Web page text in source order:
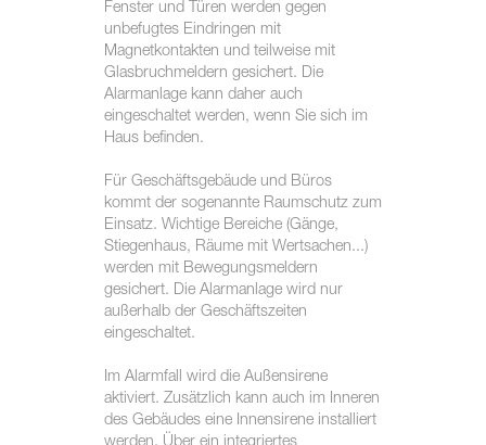
Fenster und Türen werden gegen
unbefugtes Eindringen mit
Magnetkontakten und teilweise mit
Glasbruchmeldern gesichert. Die
Alarmanlage kann daher auch
eingeschaltet werden, wenn Sie sich im
Haus befinden.
Für Geschäftsgebäude und Büros
kommt der sogenannte Raumschutz zum
Einsatz. Wichtige Bereiche (Gänge,
Stiegenhaus, Räume mit Wertsachen...)
werden mit Bewegungsmeldern
gesichert. Die Alarmanlage wird nur
außerhalb der Geschäftszeiten
eingeschaltet.
Im Alarmfall wird die Außensirene
aktiviert. Zusätzlich kann auch im Inneren
des Gebäudes eine Innensirene installiert